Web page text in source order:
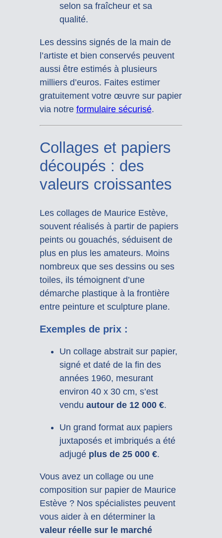
selon sa fraîcheur et sa
qualité.
Les dessins signés de la main de
l’artiste et bien conservés peuvent
aussi être estimés à plusieurs
milliers d’euros. Faites estimer
gratuitement votre œuvre sur papier
via notre formulaire sécurisé.
Collages et papiers
découpés : des
valeurs croissantes
Les collages de Maurice Estève,
souvent réalisés à partir de papiers
peints ou gouachés, séduisent de
plus en plus les amateurs. Moins
nombreux que ses dessins ou ses
toiles, ils témoignent d’une
démarche plastique à la frontière
entre peinture et sculpture plane.
Exemples de prix :
Un collage abstrait sur papier,
signé et daté de la fin des
années 1960, mesurant
environ 40 x 30 cm, s’est
vendu autour de 12 000 €.
Un grand format aux papiers
juxtaposés et imbriqués a été
adjugé plus de 25 000 €.
Vous avez un collage ou une
composition sur papier de Maurice
Estève ? Nos spécialistes peuvent
vous aider à en déterminer la
valeur réelle sur le marché